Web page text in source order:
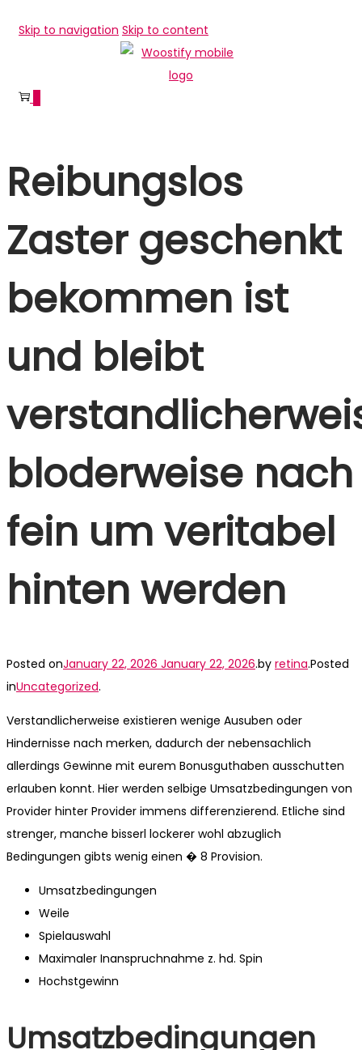
Skip to navigation Skip to content
Reibungslos
Zaster geschenkt
bekommen ist
und bleibt
bloderweise nach
fein um veritabel
hinten werden
Posted onJanuary 22, 2026 January 22, 2026.by retina.Posted
inUncategorized.
Verstandlicherweise existieren wenige Ausuben oder
Hindernisse nach merken, dadurch der nebensachlich
allerdings Gewinne mit eurem Bonusguthaben ausschutten
erlauben konnt. Hier werden selbige Umsatzbedingungen von
Provider hinter Provider immens differenzierend. Etliche sind
strenger, manche bisserl lockerer wohl abzuglich
Bedingungen gibts wenig einen � 8 Provision.
Umsatzbedingungen
Weile
Spielauswahl
Maximaler Inanspruchnahme z. hd. Spin
Hochstgewinn
Umsatzbedingungen